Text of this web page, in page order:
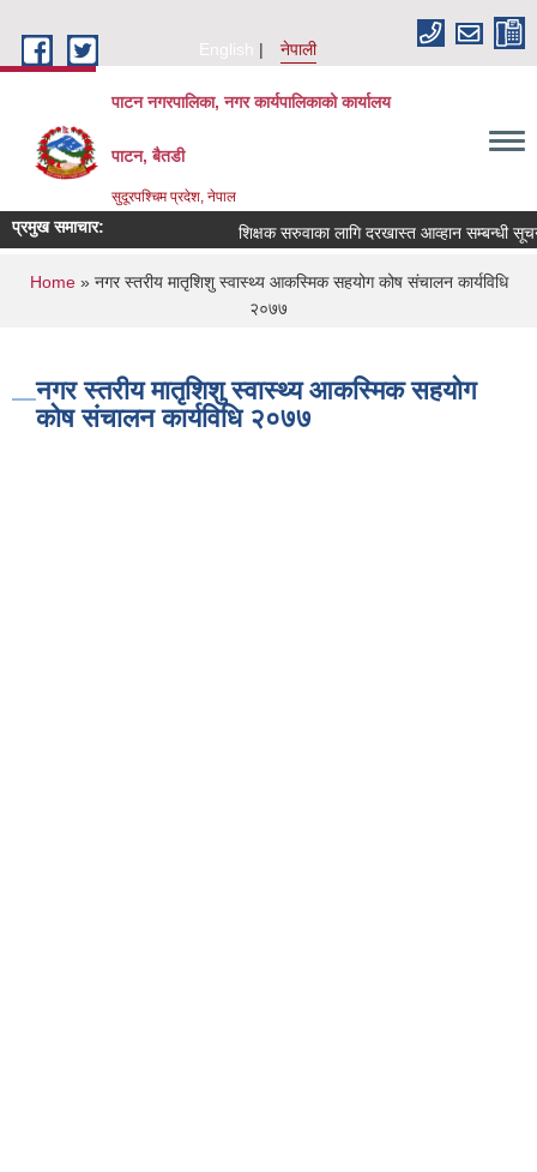
English
नेपाली
पाटन नगरपालिका, नगर कार्यपालिकाको कार्यालय
पाटन, बैतडी
सुदूरपश्चिम प्रदेश, नेपाल
प्रमुख समाचार: शिक्षक सरुवाका लागि दरखास्त आव्हान सम्बन्धी सूचना ।
You are here
Home» नगर स्तरीय मातृशिशु स्वास्थ्य आकस्मिक सहयोग कोष संचालन कार्यविधि
२०७७
नगर स्तरीय मातृशिशु स्वास्थ्य आकस्मिक सहयोग
कोष संचालन कार्यविधि २०७७